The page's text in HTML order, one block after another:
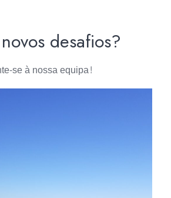
desafios?
se à nossa equipa!